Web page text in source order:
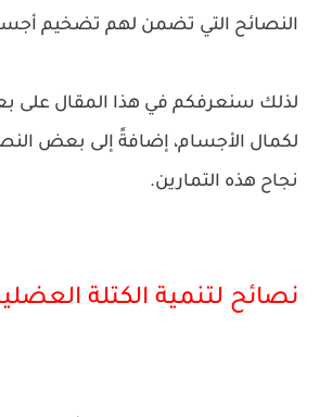
النصائح التي تضمن لهم تضخيم
لذلك سنعرفكم في هذا المقال على
لكمال الأجسام، إضافةً إلى بعض
نجاح هذه التمارين.
نصائح لتنمية الكتلة